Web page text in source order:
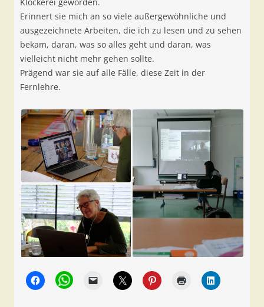
Klockerei geworden.
Erinnert sie mich an so viele außergewöhnliche und
ausgezeichnete Arbeiten, die ich zu lesen und zu sehen
bekam, daran, was so alles geht und daran, was
vielleicht nicht mehr gehen sollte.
Prägend war sie auf alle Fälle, diese Zeit in der
Fernlehre.